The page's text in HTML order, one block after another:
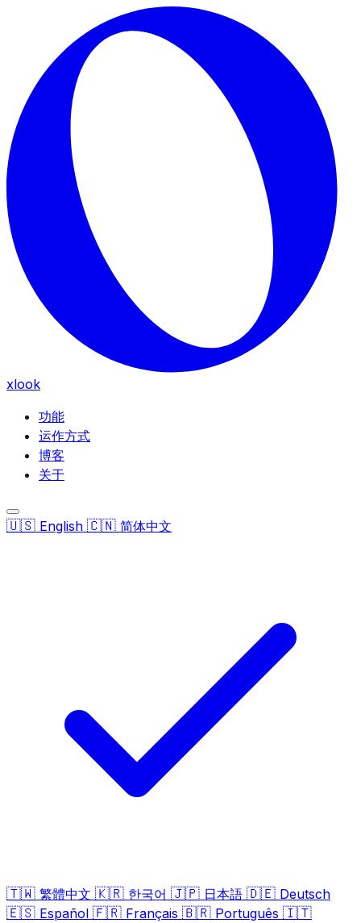
Skip to main content
xlook
功能
运作方式
博客
关于
🇺🇸 English 🇨🇳 简体中文
🇹🇼 繁體中文 🇰🇷 한국어 🇯🇵 日本語 🇩🇪 Deutsch
🇪🇸 Español 🇫🇷 Français 🇧🇷 Português 🇮🇹